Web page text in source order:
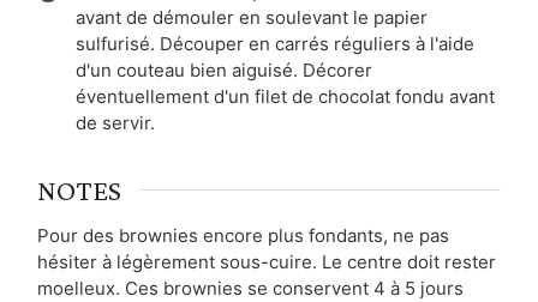
avant de démouler en soulevant le papier
sulfurisé. Découper en carrés réguliers à l'aide
d'un couteau bien aiguisé. Décorer
éventuellement d'un filet de chocolat fondu avant
de servir.
NOTES
Pour des brownies encore plus fondants, ne pas
hésiter à légèrement sous-cuire. Le centre doit rester
moelleux. Ces brownies se conservent 4 à 5 jours